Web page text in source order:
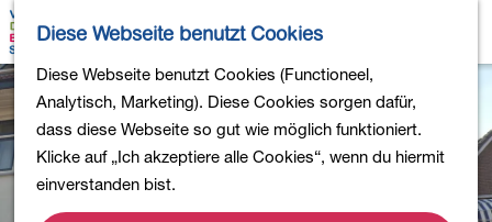
Diese Webseite benutzt Cookies
Diese Webseite benutzt Cookies (Functioneel,
Analytisch, Marketing). Diese Cookies sorgen dafür,
dass diese Webseite so gut wie möglich funktioniert.
Klicke auf „Ich akzeptiere alle Cookies“, wenn du hiermit
einverstanden bist.
G
h
n
K
r
t
e
S
c
h
e
n
e
n
ü
Einkaufen
Essen und Trinken
Kinderaktivitäten
In die Natur
Polder und Seen
Museen und mehr